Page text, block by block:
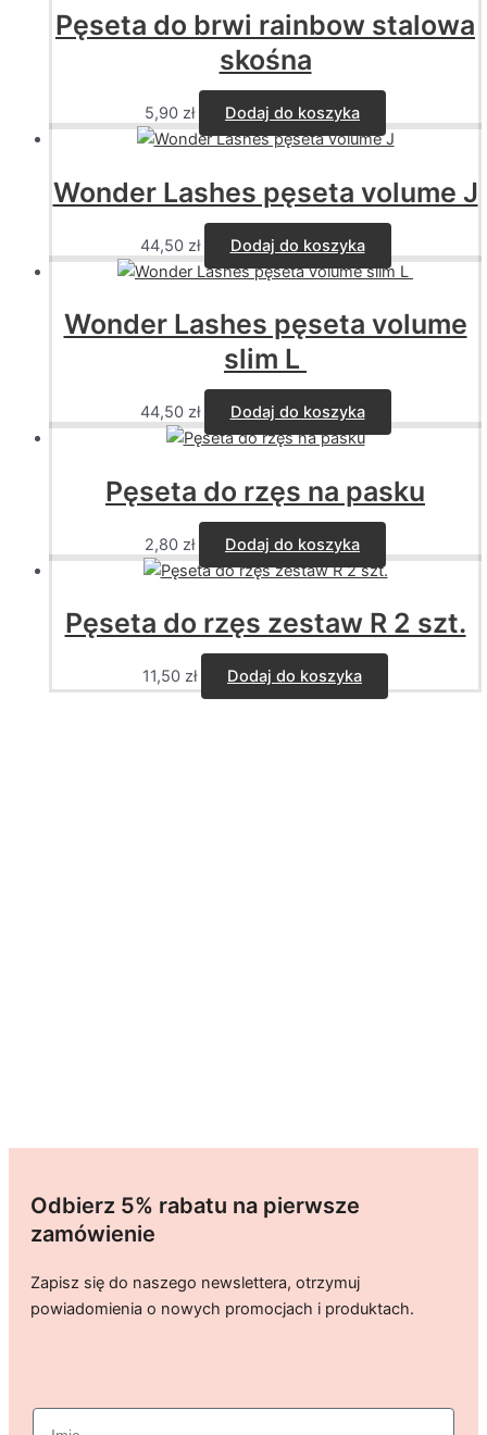
Pęseta do brwi rainbow stalowa
skośna
5,90 zł Dodaj do koszyka
Wonder Lashes pęseta volume J
44,50 zł Dodaj do koszyka
Wonder Lashes pęseta volume
slim L
44,50 zł Dodaj do koszyka
Pęseta do rzęs na pasku
2,80 zł Dodaj do koszyka
Pęseta do rzęs zestaw R 2 szt.
11,50 zł Dodaj do koszyka
Odbierz 5% rabatu na pierwsze
zamówienie
Zapisz się do naszego newslettera, otrzymuj
powiadomienia o nowych promocjach i produktach.
imie